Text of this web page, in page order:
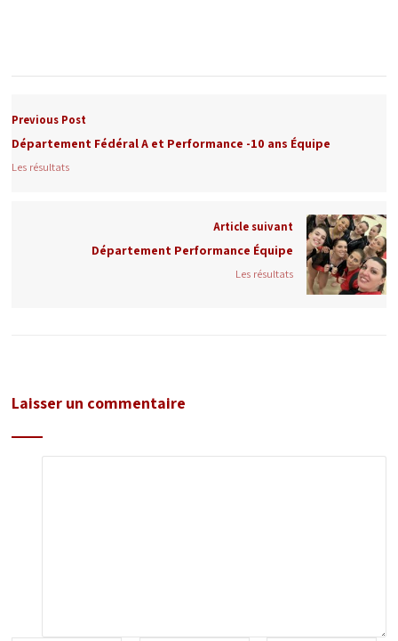
Previous Post
Département Fédéral A et Performance -10 ans Équipe
Les résultats
Article suivant
Département Performance Équipe
Les résultats
Laisser un commentaire